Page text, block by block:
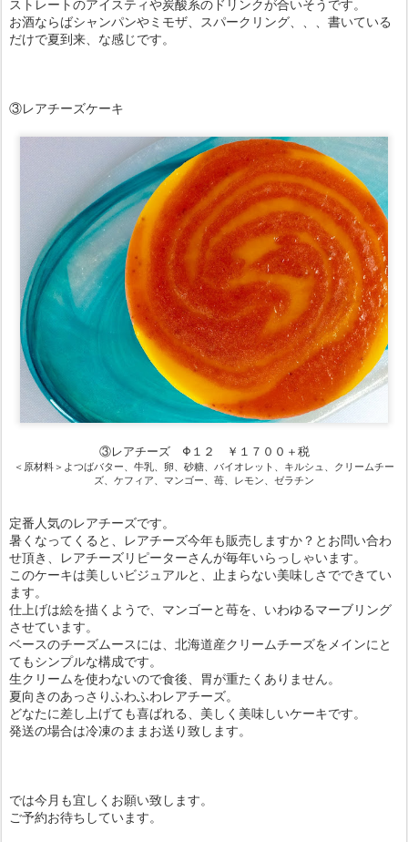
ストレートのアイスティや炭酸系のドリンクが合いそうです。
お酒ならばシャンパンやミモザ、スパークリング、、、書いている
だけで夏到来、な感じです。
③レアチーズケーキ
③レアチーズ Φ１２ ￥１７００＋税
＜原材料＞よつばバター、牛乳、卵、砂糖、バイオレット、キルシュ、クリームチー
ズ、ケフィア、マンゴー、苺、レモン、ゼラチン
定番人気のレアチーズです。
暑くなってくると、レアチーズ今年も販売しますか？とお問い合わ
せ頂き、レアチーズリピーターさんが毎年いらっしゃいます。
このケーキは美しいビジュアルと、止まらない美味しさでできてい
ます。
仕上げは絵を描くようで、マンゴーと苺を、いわゆるマーブリング
させています。
ベースのチーズムースには、北海道産クリームチーズをメインにと
てもシンプルな構成です。
生クリームを使わないので食後、胃が重たくありません。
夏向きのあっさりふわふわレアチーズ。
どなたに差し上げても喜ばれる、美しく美味しいケーキです。
発送の場合は冷凍のままお送り致します。
では今月も宜しくお願い致します。
ご予約お待ちしています。